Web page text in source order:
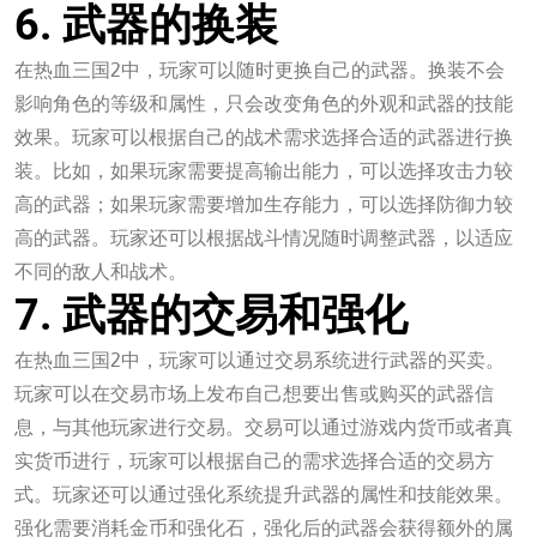
6. 武器的换装
在热血三国2中，玩家可以随时更换自己的武器。换装不会
影响角色的等级和属性，只会改变角色的外观和武器的技能
效果。玩家可以根据自己的战术需求选择合适的武器进行换
装。比如，如果玩家需要提高输出能力，可以选择攻击力较
高的武器；如果玩家需要增加生存能力，可以选择防御力较
高的武器。玩家还可以根据战斗情况随时调整武器，以适应
不同的敌人和战术。
7. 武器的交易和强化
在热血三国2中，玩家可以通过交易系统进行武器的买卖。
玩家可以在交易市场上发布自己想要出售或购买的武器信
息，与其他玩家进行交易。交易可以通过游戏内货币或者真
实货币进行，玩家可以根据自己的需求选择合适的交易方
式。玩家还可以通过强化系统提升武器的属性和技能效果。
强化需要消耗金币和强化石，强化后的武器会获得额外的属